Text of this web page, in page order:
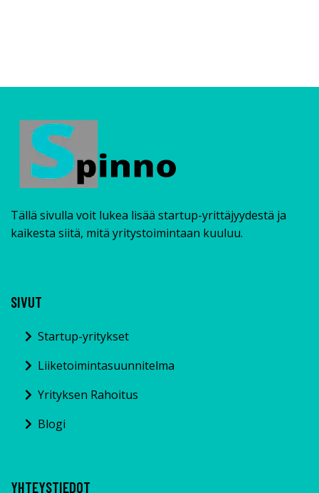
Tällä sivulla voit lukea lisää startup-yrittäjyydestä ja
kaikesta siitä, mitä yritystoimintaan kuuluu.
SIVUT
Startup-yritykset
Liiketoimintasuunnitelma
Yrityksen Rahoitus
Blogi
YHTEYSTIEDOT